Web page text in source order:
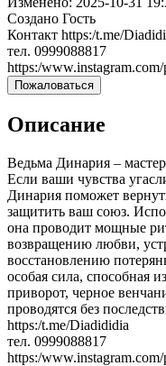
Создано Гость
Контакт https:/t.me/
тел. 0999088817
https:/
Пожаловаться
Описание
Ведьма Динария –
Если ваши чувства
Динария поможет
защитить ваш союз.
она проводит мощные
возвращению любви,
восстановлению
особая сила, способная
приворот, черное
проводятся без
https:/t.me/Diadididia
тел. 0999088817
https:/